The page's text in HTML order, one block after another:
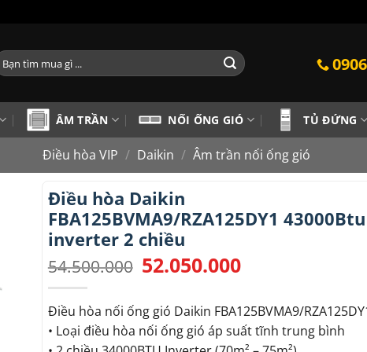
ÂM TRẦN NỐI ỐNG GIÓ TỦ ĐỨNG
Điều hòa VIP / Daikin / Âm trần nối ống gió
Điều hòa Daikin
FBA125BVMA9/RZA125DY1 43000Btu
inverter 2 chiều
54.500.000 Giá
gốc
54.500.000.
52.050.000
là:
52.050.000.
Điều hòa nối ống gió Daikin FBA125BVMA9/
• Loại điều hòa nối ống gió áp suất tĩnh trung bình